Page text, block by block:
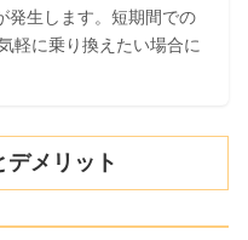
発生します。短期間での
軽に乗り換えたい場合に
デメリット